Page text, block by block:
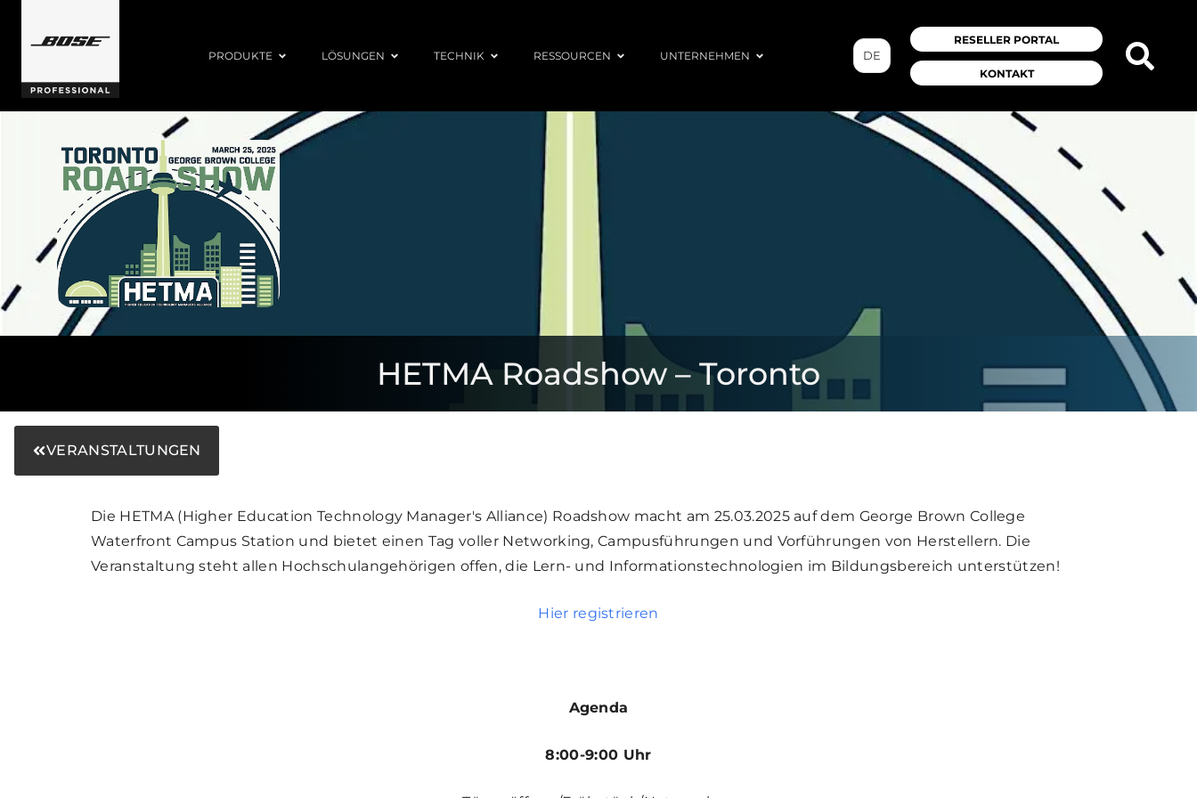
PRODUKTE LÖSUNGEN TECHNIK RESSOURCEN UNTERNEHMEN
RESELLER PORTAL
KONTAKT
DE
HETMA Roadshow – Toronto
VERANSTALTUNGEN
Die HETMA (Higher Education Technology Manager's Alliance) Roadshow macht am 25.03.2025 auf dem George Brown College
Waterfront Campus Station und bietet einen Tag voller Networking, Campusführungen und Vorführungen von Herstellern. Die
Veranstaltung steht allen Hochschulangehörigen offen, die Lern- und Informationstechnologien im Bildungsbereich unterstützen!
Hier registrieren
Agenda
8:00-9:00 Uhr